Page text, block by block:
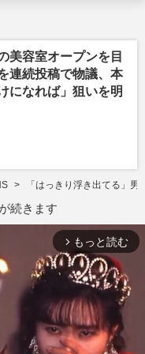
美容室オープンを目
連続投稿で物議、本
になれば」狙いを明
「はっきり浮き出てる」
続きます
arrow_forward_ios もっと読む